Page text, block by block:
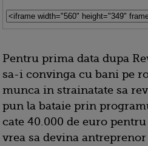
Pentru prima data dupa
sa-i convinga cu bani pe
munca in strainatate sa
pun la bataie prin
cate 40.000 de euro
vrea sa devina